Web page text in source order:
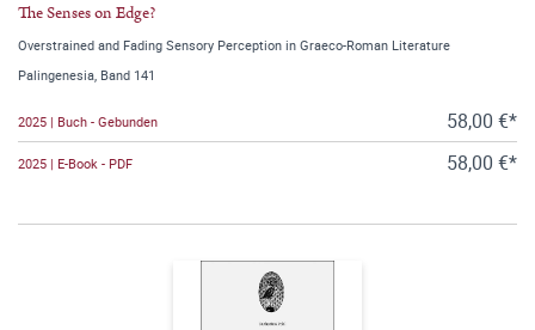
The Senses on Edge?
Overstrained and Fading Sensory Perception in Graeco-Roman Literature
Palingenesia, Band 141
2025 | Buch - Gebunden 58,00 €*
2025 | E-Book - PDF 58,00 €*